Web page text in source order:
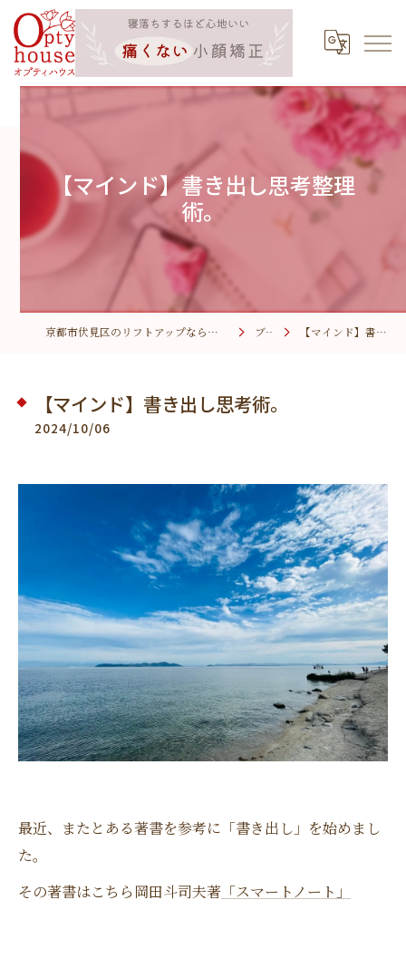
【マインド】書き出し思考整理
術。
京都市伏見区のリフトアップなら小顔矯正サロン オプティハウス ブログ 【マインド】書き出し思考術。
【マインド】書き出し思考術。
2024/10/06
最近、またとある著書を参考に「書き出し」を始めまし
た。
その著書はこちら岡田斗司夫著 「スマートノート」